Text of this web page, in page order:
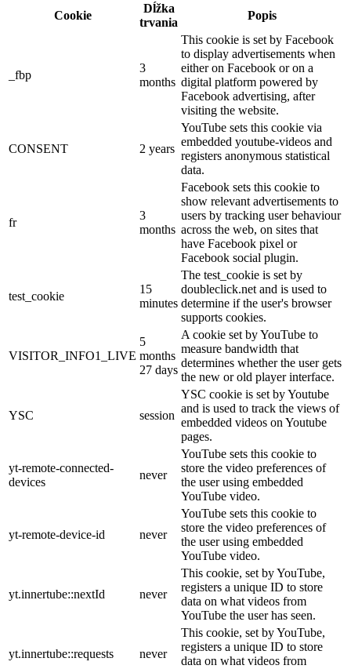
Cookie
Dĺžka
trvania
Popis
_fbp
3
months
This cookie is set by Facebook
to display advertisements when
either on Facebook or on a
digital platform powered by
Facebook advertising, after
visiting the website.
CONSENT 2 years
YouTube sets this cookie via
embedded youtube-videos and
registers anonymous statistical
data.
fr
3
months
Facebook sets this cookie to
show relevant advertisements to
users by tracking user behaviour
across the web, on sites that
have Facebook pixel or
Facebook social plugin.
test_cookie
15
minutes
The test_cookie is set by
doubleclick.net and is used to
determine if the user's browser
supports cookies.
VISITOR_INFO1_LIVE
5
months
27 days
A cookie set by YouTube to
measure bandwidth that
determines whether the user gets
the new or old player interface.
YSC session
YSC cookie is set by Youtube
and is used to track the views of
embedded videos on Youtube
pages.
yt-remote-connected-
devices
never
YouTube sets this cookie to
store the video preferences of
the user using embedded
YouTube video.
yt-remote-device-id never
YouTube sets this cookie to
store the video preferences of
the user using embedded
YouTube video.
yt.innertube::nextId never
This cookie, set by YouTube,
registers a unique ID to store
data on what videos from
YouTube the user has seen.
yt.innertube::requests never
This cookie, set by YouTube,
registers a unique ID to store
data on what videos from